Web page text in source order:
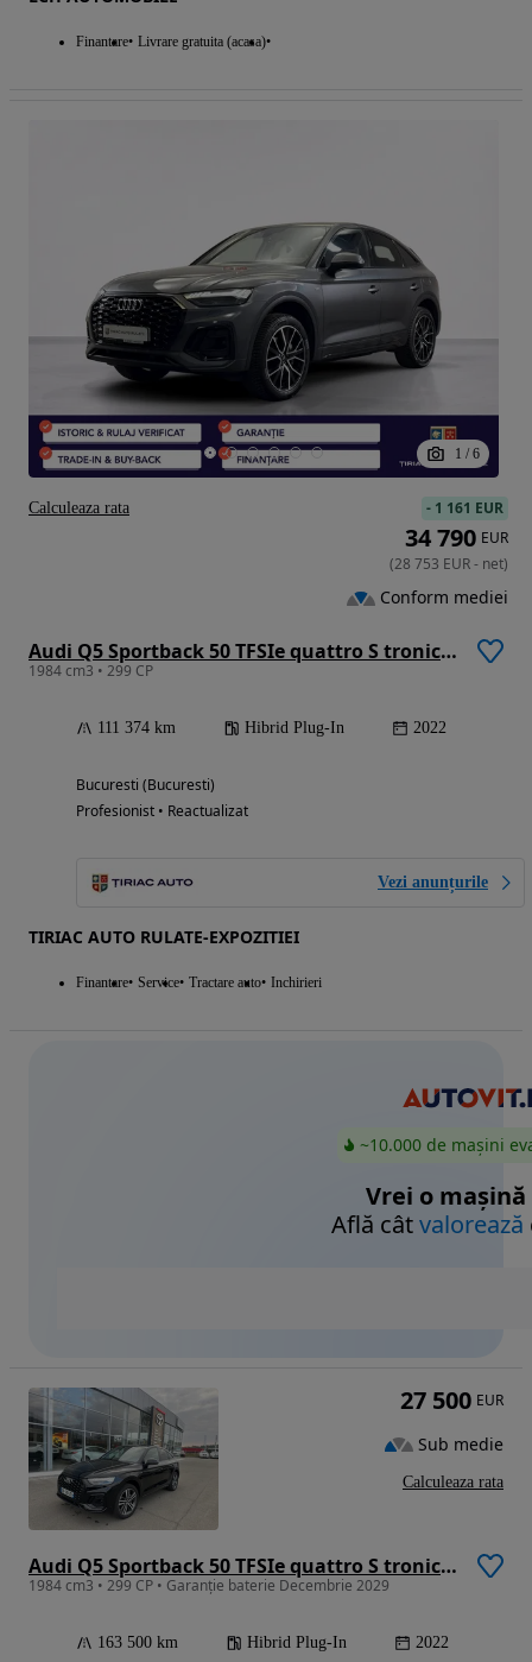
Finantare Livrare gratuita (acasa)
1 / 6
Audi Q5 Sportback 50 TFSIe quattro S tronic S line
1984 cm3 • 299 CP
111 374 km Hibrid Plug-In 2022
Bucuresti (Bucuresti)
Profesionist • Reactualizat
Vezi anunțurile
TIRIAC AUTO RULATE-EXPOZITIEI
Finantare Service Tractare auto Inchirieri
- 1 161 EUR
34 790 EUR
(28 753 EUR- net)
Conform mediei
Calculeaza rata
~10.000 de mașini
Vrei o mașină
Află câtvalorează
Audi Q5 Sportback 50 TFSIe quattro S tronic S line
1984 cm3 • 299 CP • Garanție baterie Decembrie 2029
163 500 km Hibrid Plug-In 2022
27 500 EUR
Sub medie
Calculeaza rata